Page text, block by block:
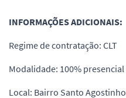
INFORMAÇÕES ADICIONAIS:
Regime de contratação: CLT
Modalidade: 100% presencial
Local: Bairro Santo Agostinho